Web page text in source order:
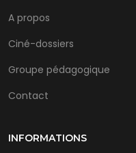
A propos
Ciné-dossiers
Groupe pédagogique
Contact
INFORMATIONS